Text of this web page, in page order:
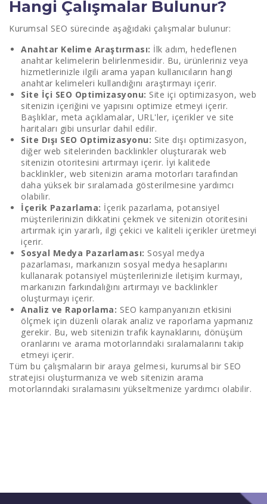
Hangi Çalışmalar Bulunur?
Kurumsal SEO sürecinde aşağıdaki çalışmalar bulunur:
Anahtar Kelime Araştırması: İlk adım, hedeflenen
anahtar kelimelerin belirlenmesidir. Bu, ürünleriniz veya
hizmetlerinizle ilgili arama yapan kullanıcıların hangi
anahtar kelimeleri kullandığını araştırmayı içerir.
Site İçi SEO Optimizasyonu: Site içi optimizasyon, web
sitenizin içeriğini ve yapısını optimize etmeyi içerir.
Başlıklar, meta açıklamalar, URL'ler, içerikler ve site
haritaları gibi unsurlar dahil edilir.
Site Dışı SEO Optimizasyonu: Site dışı optimizasyon,
diğer web sitelerinden backlinkler oluşturarak web
sitenizin otoritesini artırmayı içerir. İyi kalitede
backlinkler, web sitenizin arama motorları tarafından
daha yüksek bir sıralamada gösterilmesine yardımcı
olabilir.
İçerik Pazarlama: İçerik pazarlama, potansiyel
müşterilerinizin dikkatini çekmek ve sitenizin otoritesini
artırmak için yararlı, ilgi çekici ve kaliteli içerikler üretmeyi
içerir.
Sosyal Medya Pazarlaması: Sosyal medya
pazarlaması, markanızın sosyal medya hesaplarını
kullanarak potansiyel müşterilerinizle iletişim kurmayı,
markanızın farkındalığını artırmayı ve backlinkler
oluşturmayı içerir.
Analiz ve Raporlama: SEO kampanyanızın etkisini
ölçmek için düzenli olarak analiz ve raporlama yapmanız
gerekir. Bu, web sitenizin trafik kaynaklarını, dönüşüm
oranlarını ve arama motorlarındaki sıralamalarını takip
etmeyi içerir.
Tüm bu çalışmaların bir araya gelmesi, kurumsal bir SEO
stratejisi oluşturmanıza ve web sitenizin arama
motorlarındaki sıralamasını yükseltmenize yardımcı olabilir.